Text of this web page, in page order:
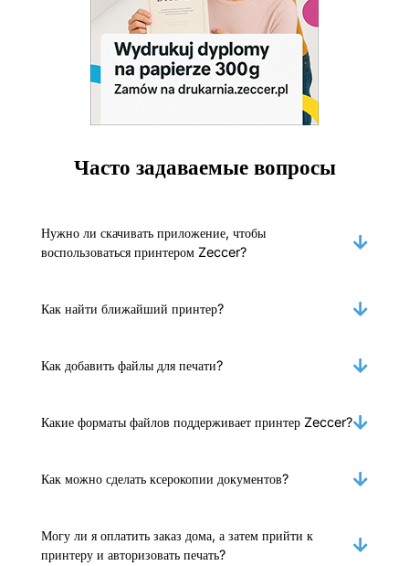
Часто задаваемые вопросы
Нужно ли скачивать приложение, чтобы
воспользоваться принтером Zeccer?
Как найти ближайший принтер?
Как добавить файлы для печати?
Какие форматы файлов поддерживает принтер Zeccer?
Как можно сделать ксерокопии документов?
Могу ли я оплатить заказ дома, а затем прийти к
принтеру и авторизовать печать?